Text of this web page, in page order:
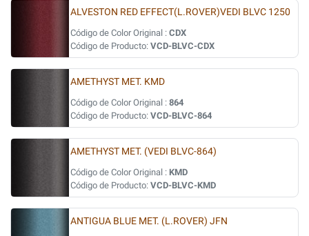
ALVESTON RED EFFECT(L.ROVER)VEDI BLVC 1250
Código de Color Original : CDX
Código de Producto: VCD-BLVC-CDX
AMETHYST MET. KMD
Código de Color Original : 864
Código de Producto: VCD-BLVC-864
AMETHYST MET. (VEDI BLVC-864)
Código de Color Original : KMD
Código de Producto: VCD-BLVC-KMD
ANTIGUA BLUE MET. (L.ROVER) JFN